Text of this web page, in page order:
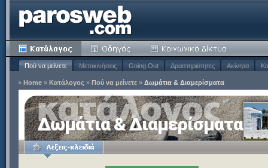
Πού να μείνετε Μετακινήσεις Going Out Δραστηριότητες Ακίνητα
» Home » Κατάλογος » Πού να μείνετε » Δωμάτια & Διαμερίσματα
Δωμάτια & Διαμερίσματα